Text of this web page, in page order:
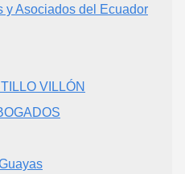
y Asociados del Ecuador
VILLÓN